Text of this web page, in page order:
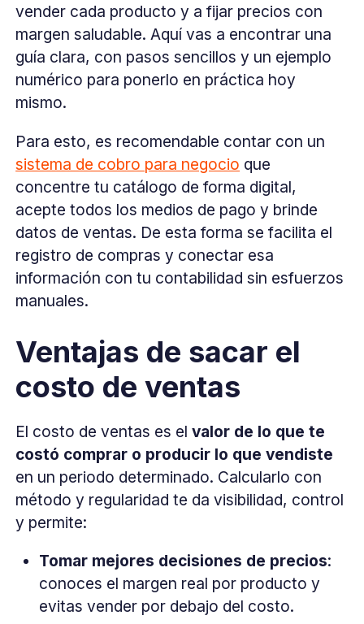
vender cada producto y a fijar precios con
margen saludable. Aquí vas a encontrar una
guía clara, con pasos sencillos y un ejemplo
numérico para ponerlo en práctica hoy
mismo.
Para esto, es recomendable contar con un
sistema de cobro para negocio que
concentre tu catálogo de forma digital,
acepte todos los medios de pago y brinde
datos de ventas. De esta forma se facilita el
registro de compras y conectar esa
información con tu contabilidad sin esfuerzos
manuales.
Ventajas de sacar el
costo de ventas
El costo de ventas es elvalor de lo que te
costó comprar o producir lo que vendiste
en un periodo determinado. Calcularlo con
método y regularidad te da visibilidad, control
y permite:
Tomar mejores decisiones de precios:
conoces el margen real por producto y
evitas vender por debajo del costo.